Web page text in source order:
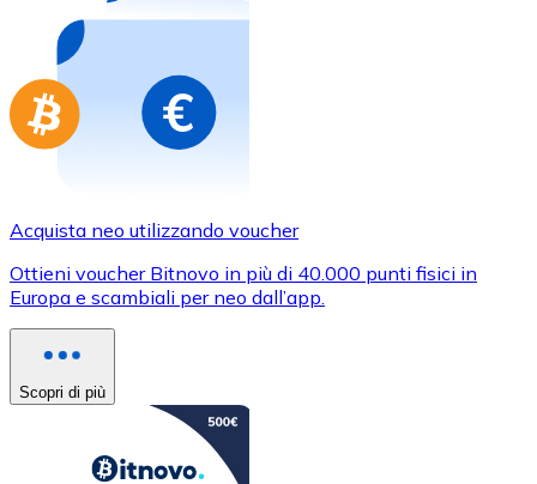
Acquista gift card dei tuoi marchi preferiti con
Vai al negozio di carte regalo
Acquista neo utilizzando voucher
Ottieni voucher Bitnovo in più di 40.000 punti fisici in
Europa e scambiali per neo dall’app.
Scopri di più